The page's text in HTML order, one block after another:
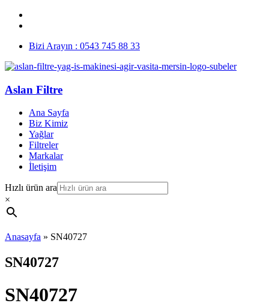
Bizi Arayın : 0543 745 88 33
Aslan Filtre
Ana Sayfa
Biz Kimiz
Yağlar
Filtreler
Markalar
İletişim
Hızlı ürün ara
×
Anasayfa » SN40727
SN40727
SN40727